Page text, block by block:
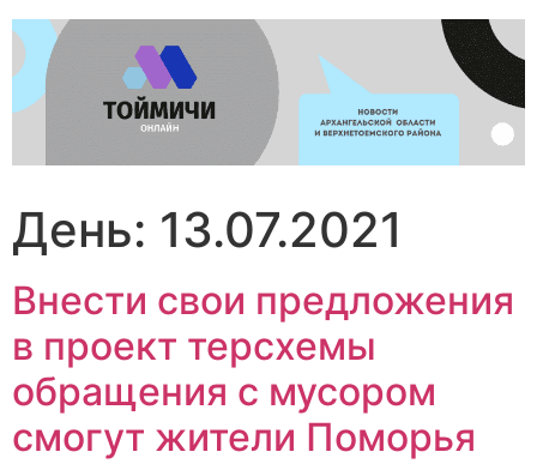
Перейти
содержимому
День: 13.07.2021
Внести свои предложения
в проект терсхемы
обращения с мусором
смогут жители Поморья